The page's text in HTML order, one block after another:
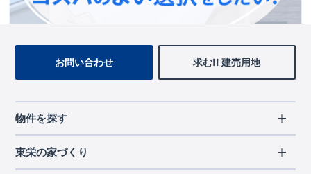
お問い合わせ 求む!! 建売用地
物件を探す
エリアから探す
北海道・東北
東栄の家づくり